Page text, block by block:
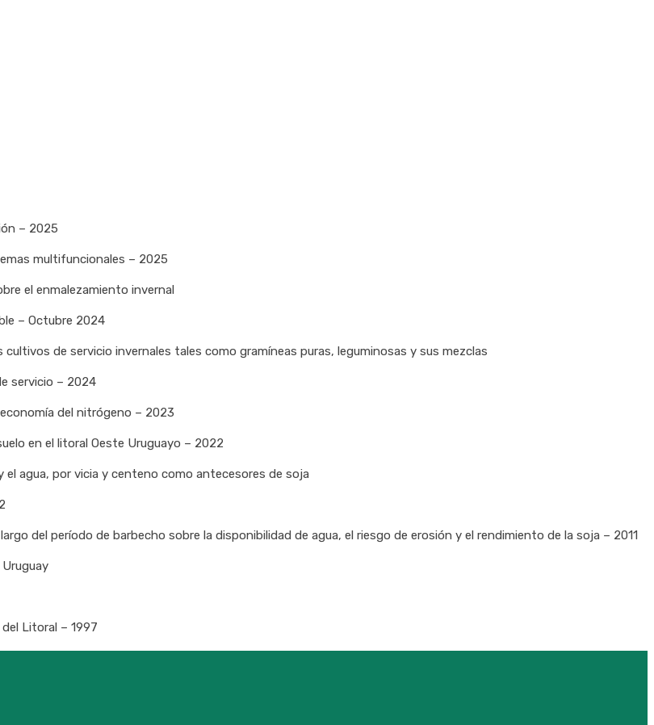
– 2025
multifuncionales – 2025
el enmalezamiento invernal
– Octubre 2024
de servicio invernales tales como gramíneas puras, leguminosas y sus mezclas
servicio – 2024
del nitrógeno – 2023
en el litoral Oeste Uruguayo – 2022
el agua, por vicia y centeno como antecesores de soja
del período de barbecho sobre la disponibilidad de agua, el riesgo de erosión y el rendimiento de la soja – 2011
Litoral – 1997